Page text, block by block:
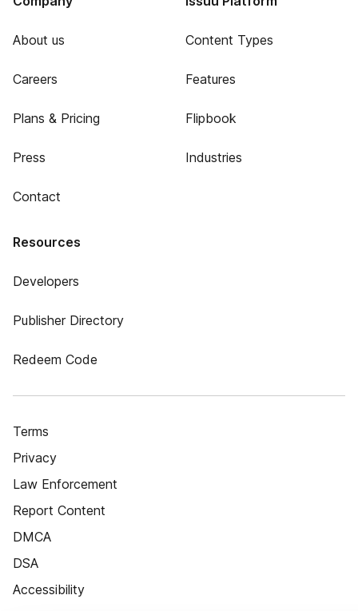
About us
Careers
Plans & Pricing
Press
Contact
Content Types
Features
Flipbook
Industries
Resources
Developers
Publisher Directory
Redeem Code
Terms
Privacy
Law Enforcement
Report Content
DMCA
DSA
Accessibility